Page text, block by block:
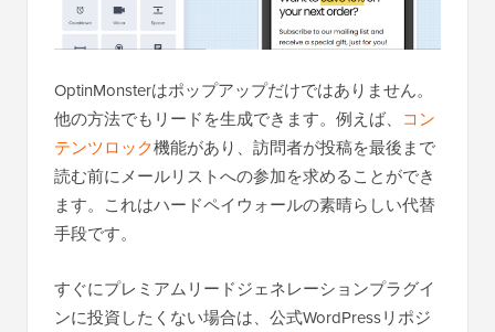
OptinMonsterはポップアップだけではありません。
他の方法でもリードを生成できます。例えば、 コン
テンツロック機能があり、訪問者が投稿を最後まで
読む前にメールリストへの参加を求めることができ
ます。これはハードペイウォールの素晴らしい代替
手段です。
すぐにプレミアムリードジェネレーションプラグイ
ンに投資したくない場合は、公式WordPressリポジ